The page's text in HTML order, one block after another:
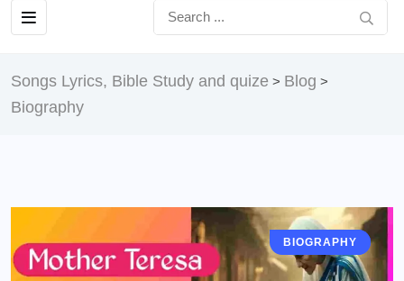
Songs Lyrics, Bible Study and quize > Blog >
Biography
BLOG
BIOGRAPHY